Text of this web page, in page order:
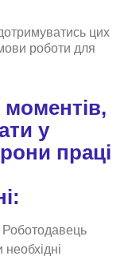
цих
роботи для
у
праці
Роботодавець